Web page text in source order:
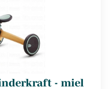
- miel